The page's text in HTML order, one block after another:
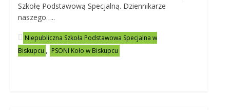
Szkołę Podstawową Specjalną. Dziennikarze
naszego…..
Niepubliczna Szkoła Podstawowa Specjalna w
Biskupcu , PSONI Koło w Biskupcu